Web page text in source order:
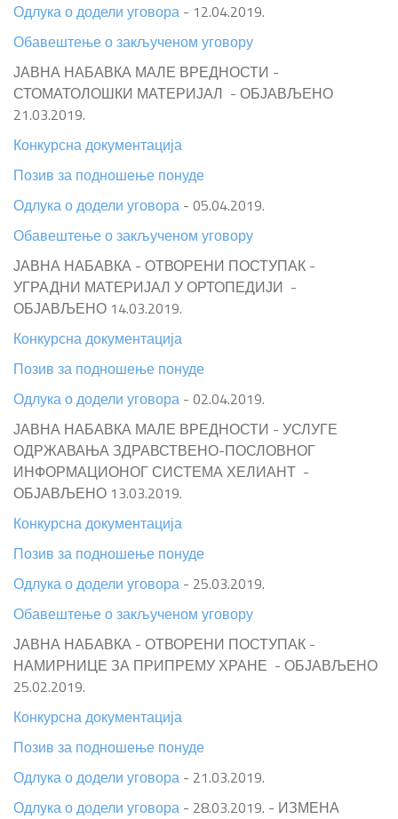
Одлука о додели уговора - 12.04.2019.
Обавештење о закљученом уговору
ЈАВНА НАБАВКА МАЛЕ ВРЕДНОСТИ -
СТОМАТОЛОШКИ МАТЕРИЈАЛ - ОБЈАВЉЕНО
21.03.2019.
Конкурсна документација
Позив за подношење понуде
Одлука о додели уговора - 05.04.2019.
Обавештење о закљученом уговору
ЈАВНА НАБАВКА - ОТВОРЕНИ ПОСТУПАК -
УГРАДНИ МАТЕРИЈАЛ У ОРТОПЕДИЈИ -
ОБЈАВЉЕНО 14.03.2019.
Конкурсна документација
Позив за подношење понуде
Одлука о додели уговора - 02.04.2019.
ЈАВНА НАБАВКА МАЛЕ ВРЕДНОСТИ - УСЛУГЕ
ОДРЖАВАЊА ЗДРАВСТВЕНО-ПОСЛОВНОГ
ИНФОРМАЦИОНОГ СИСТЕМА ХЕЛИАНТ -
ОБЈАВЉЕНО 13.03.2019.
Конкурсна документација
Позив за подношење понуде
Одлука о додели уговора - 25.03.2019.
Обавештење о закљученом уговору
ЈАВНА НАБАВКА - ОТВОРЕНИ ПОСТУПАК -
НАМИРНИЦЕ ЗА ПРИПРЕМУ ХРАНЕ - ОБЈАВЉЕНО
25.02.2019.
Конкурсна документација
Позив за подношење понуде
Одлука о додели уговора - 21.03.2019.
Одлука о додели уговора - 28.03.2019. - ИЗМЕНА